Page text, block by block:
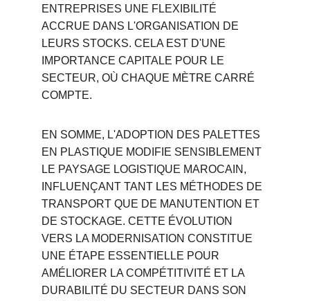
ENTREPRISES UNE FLEXIBILITÉ
ACCRUE DANS L'ORGANISATION DE
LEURS STOCKS. CELA EST D'UNE
IMPORTANCE CAPITALE POUR LE
SECTEUR, OÙ CHAQUE MÈTRE CARRÉ
COMPTE.
EN SOMME, L'ADOPTION DES PALETTES
EN PLASTIQUE MODIFIE SENSIBLEMENT
LE PAYSAGE LOGISTIQUE MAROCAIN,
INFLUENÇANT TANT LES MÉTHODES DE
TRANSPORT QUE DE MANUTENTION ET
DE STOCKAGE. CETTE ÉVOLUTION
VERS LA MODERNISATION CONSTITUE
UNE ÉTAPE ESSENTIELLE POUR
AMÉLIORER LA COMPÉTITIVITÉ ET LA
DURABILITÉ DU SECTEUR DANS SON